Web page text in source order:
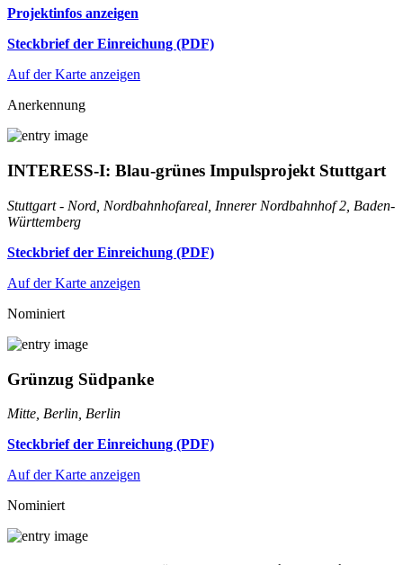
Projektinfos anzeigen
Steckbrief der Einreichung (PDF)
Auf der Karte anzeigen
Anerkennung
INTERESS-I: Blau-grünes Impulsprojekt Stuttgart
Stuttgart - Nord, Nordbahnhofareal, Innerer Nordbahnhof 2, Baden-
Württemberg
Steckbrief der Einreichung (PDF)
Auf der Karte anzeigen
Nominiert
Grünzug Südpanke
Mitte, Berlin, Berlin
Steckbrief der Einreichung (PDF)
Auf der Karte anzeigen
Nominiert